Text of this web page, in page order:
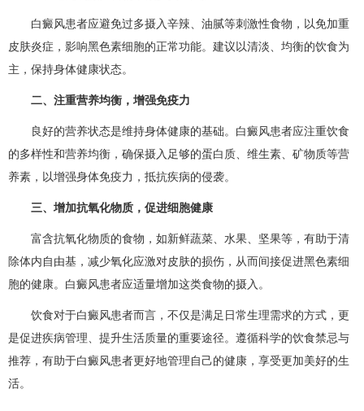
白癜风患者应避免过多摄入辛辣、油腻等刺激性食物，以免加重
皮肤炎症，影响黑色素细胞的正常功能。建议以清淡、均衡的饮食为
主，保持身体健康状态。
二、注重营养均衡，增强免疫力
良好的营养状态是维持身体健康的基础。白癜风患者应注重饮食
的多样性和营养均衡，确保摄入足够的蛋白质、维生素、矿物质等营
养素，以增强身体免疫力，抵抗疾病的侵袭。
三、增加抗氧化物质，促进细胞健康
富含抗氧化物质的食物，如新鲜蔬菜、水果、坚果等，有助于清
除体内自由基，减少氧化应激对皮肤的损伤，从而间接促进黑色素细
胞的健康。白癜风患者应适量增加这类食物的摄入。
饮食对于白癜风患者而言，不仅是满足日常生理需求的方式，更
是促进疾病管理、提升生活质量的重要途径。遵循科学的饮食禁忌与
推荐，有助于白癜风患者更好地管理自己的健康，享受更加美好的生
活。